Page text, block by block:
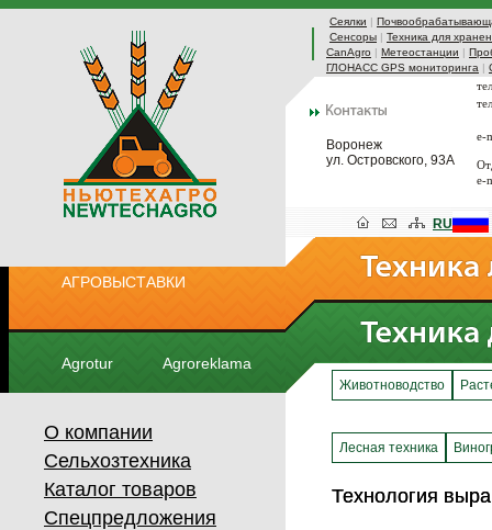
Сеялки |
Сенсоры | Техника для
CanAgro | Метеостанции |
ГЛОНАСС GPS мониторинга |
Воронеж
ул. Островского, 93А
e-
e-
АГРОВЫСТАВКИ
Agrotur Agroreklama
RU
О компании
Сельхозтехника
Каталог товаров
Спецпредложения
Животноводство
Лесная техника
Технология
Технология